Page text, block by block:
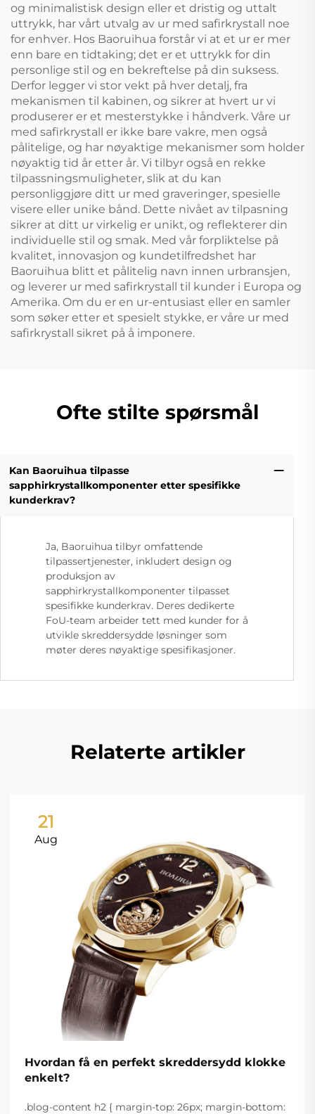
og minimalistisk design eller et dristig og uttalt
uttrykk, har vårt utvalg av ur med safirkrystall noe
for enhver. Hos Baoruihua forstår vi at et ur er mer
enn bare en tidtaking; det er et uttrykk for din
personlige stil og en bekreftelse på din suksess.
Derfor legger vi stor vekt på hver detalj, fra
mekanismen til kabinen, og sikrer at hvert ur vi
produserer er et mesterstykke i håndverk. Våre ur
med safirkrystall er ikke bare vakre, men også
pålitelige, og har nøyaktige mekanismer som holder
nøyaktig tid år etter år. Vi tilbyr også en rekke
tilpassningsmuligheter, slik at du kan
personliggjøre ditt ur med graveringer, spesielle
visere eller unike bånd. Dette nivået av tilpasning
sikrer at ditt ur virkelig er unikt, og reflekterer din
individuelle stil og smak. Med vår forpliktelse på
kvalitet, innovasjon og kundetilfredshet har
Baoruihua blitt et pålitelig navn innen urbransjen,
og leverer ur med safirkrystall til kunder i Europa og
Amerika. Om du er en ur-entusiast eller en samler
som søker etter et spesielt stykke, er våre ur med
safirkrystall sikret på å imponere.
Ofte stilte spørsmål
Kan Baoruihua tilpasse
sapphirkrystallkomponenter etter spesifikke
kunderkrav?
Ja, Baoruihua tilbyr omfattende
tilpassertjenester, inkludert design og
produksjon av
sapphirkrystallkomponenter tilpasset
spesifikke kunderkrav. Deres dedikerte
FoU-team arbeider tett med kunder for å
utvikle skreddersydde løsninger som
møter deres nøyaktige spesifikasjoner.
Relaterte artikler
21
Aug
Hvordan få en perfekt skreddersydd klokke
enkelt?
.blog-content h2 { margin-top: 26px; margin-bottom: